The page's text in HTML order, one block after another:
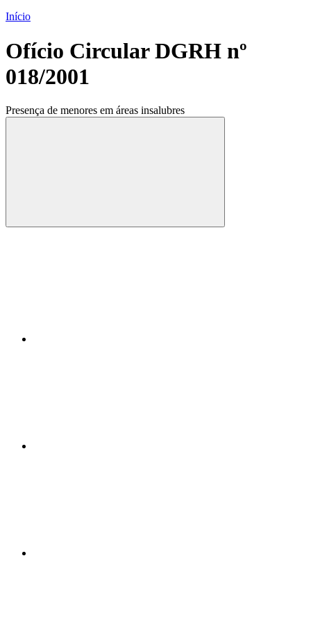
Início
Ofício Circular DGRH nº
018/2001
Presença de menores em áreas insalubres
Compartilhar